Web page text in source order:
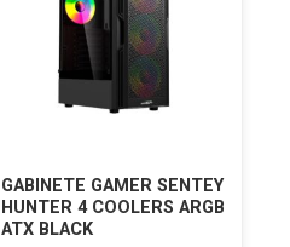
GABINETE GAMER SENTEY
HUNTER 4 COOLERS ARGB
ATX BLACK